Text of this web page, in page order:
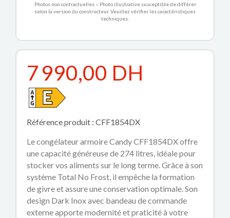
Photos non contractuelles – Photo illustrative susceptible de différer
selon la version du constructeur. Veuillez vérifier les caractéristiques
techniques.
7 990,00 DH
Référence produit : CFF1854DX
Le congélateur armoire Candy CFF1854DX offre
une capacité généreuse de 274 litres, idéale pour
stocker vos aliments sur le long terme. Grâce à son
système Total No Frost, il empêche la formation
de givre et assure une conservation optimale. Son
design Dark Inox avec bandeau de commande
externe apporte modernité et praticité à votre